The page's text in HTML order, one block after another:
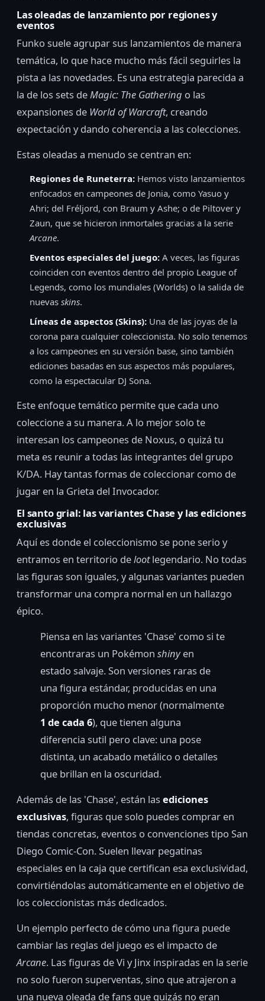
Las oleadas de lanzamiento por regiones y
eventos
Funko suele agrupar sus lanzamientos de manera
temática, lo que hace mucho más fácil seguirles la
pista a las novedades. Es una estrategia parecida a
la de los sets deMagic: The Gathering o las
expansiones de World of Warcraft, creando
expectación y dando coherencia a las colecciones.
Estas oleadas a menudo se centran en:
Regiones de Runeterra: Hemos visto lanzamientos
enfocados en campeones de Jonia, como Yasuo y
Ahri; del Fréljord, con Braum y Ashe; o de Piltover y
Zaun, que se hicieron inmortales gracias a la serie
Arcane.
Eventos especiales del juego: A veces, las figuras
coinciden con eventos dentro del propio League of
Legends, como los mundiales (Worlds) o la salida de
nuevas skins.
Líneas de aspectos (Skins): Una de las joyas de la
corona para cualquier coleccionista. No solo tenemos
a los campeones en su versión base, sino también
ediciones basadas en sus aspectos más populares,
como la espectacular DJ Sona.
Este enfoque temático permite que cada uno
coleccione a su manera. A lo mejor solo te
interesan los campeones de Noxus, o quizá tu
meta es reunir a todas las integrantes del grupo
K/DA. Hay tantas formas de coleccionar como de
jugar en la Grieta del Invocador.
El santo grial: las variantes Chase y las ediciones
exclusivas
Aquí es donde el coleccionismo se pone serio y
entramos en territorio delootlegendario. No todas
las figuras son iguales, y algunas variantes pueden
transformar una compra normal en un hallazgo
épico.
Piensa en las variantes 'Chase' como si te
encontraras un Pokémon shinyen
estado salvaje. Son versiones raras de
una figura estándar, producidas en una
proporción mucho menor (normalmente
1 de cada 6), que tienen alguna
diferencia sutil pero clave: una pose
distinta, un acabado metálico o detalles
que brillan en la oscuridad.
Además de las 'Chase', están las ediciones
exclusivas, figuras que solo puedes comprar en
tiendas concretas, eventos o convenciones tipo San
Diego Comic-Con. Suelen llevar pegatinas
especiales en la caja que certifican esa exclusividad,
convirtiéndolas automáticamente en el objetivo de
los coleccionistas más dedicados.
Un ejemplo perfecto de cómo una figura puede
cambiar las reglas del juego es el impacto de
Arcane. Las figuras de Vi y Jinx inspiradas en la serie
no solo fueron superventas, sino que atrajeron a
una nueva oleada de fans que quizás no eran